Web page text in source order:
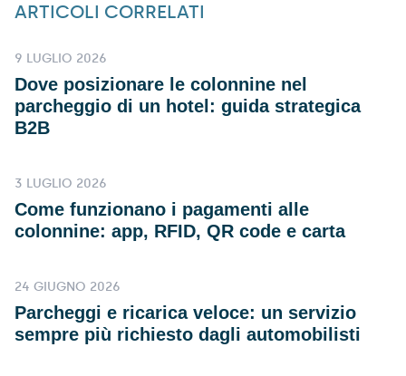
ARTICOLI CORRELATI
9 LUGLIO 2026
Dove posizionare le colonnine nel
parcheggio di un hotel: guida strategica
B2B
3 LUGLIO 2026
Come funzionano i pagamenti alle
colonnine: app, RFID, QR code e carta
24 GIUGNO 2026
Parcheggi e ricarica veloce: un servizio
sempre più richiesto dagli automobilisti